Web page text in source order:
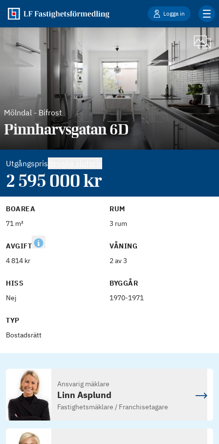
Logga in
Mölndal - Bifrost
Pinnharvsgatan 6D
Utgångspris
2 595 000kr
BOAREA
71 m²
RUM
3 rum
AVGIFT
4 814 kr
VÅNING
2 av 3
HISS
Nej
BYGGÅR
1970-1971
TYP
Bostadsrätt
Ansvarig mäklare
Linn Asplund
Fastighetsmäklare / Franchisetagare